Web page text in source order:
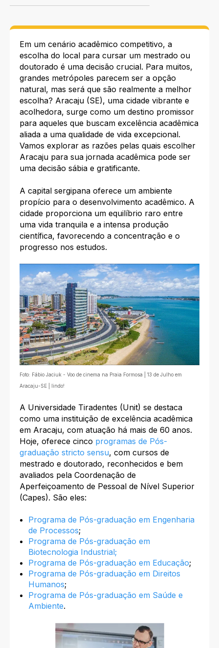
Em um cenário acadêmico competitivo, a
escolha do local para cursar um mestrado ou
doutorado é uma decisão crucial. Para muitos,
grandes metrópoles parecem ser a opção
natural, mas será que são realmente a melhor
escolha? Aracaju (SE), uma cidade vibrante e
acolhedora, surge como um destino promissor
para aqueles que buscam excelência acadêmica
aliada a uma qualidade de vida excepcional.
Vamos explorar as razões pelas quais escolher
Aracaju para sua jornada acadêmica pode ser
uma decisão sábia e gratificante.
A capital sergipana oferece um ambiente
propício para o desenvolvimento acadêmico. A
cidade proporciona um equilíbrio raro entre
uma vida tranquila e a intensa produção
científica, favorecendo a concentração e o
progresso nos estudos.
Foto: Fábio Jaciuk - Voo de cinema na Praia Formosa | 13 de Julho em
Aracaju-SE | lindo!
A Universidade Tiradentes (Unit) se destaca
como uma instituição de excelência acadêmica
em Aracaju, com atuação há mais de 60 anos.
Hoje, oferece cinco programas de Pós-
graduação stricto sensu, com cursos de
mestrado e doutorado, reconhecidos e bem
avaliados pela Coordenação de
Aperfeiçoamento de Pessoal de Nível Superior
(Capes). São eles:
Programa de Pós-graduação em Engenharia
de Processos;
Programa de Pós-graduação em
Biotecnologia Industrial;
Programa de Pós-graduação em Educação;
Programa de Pós-graduação em Direitos
Humanos;
Programa de Pós-graduação em Saúde e
Ambiente.